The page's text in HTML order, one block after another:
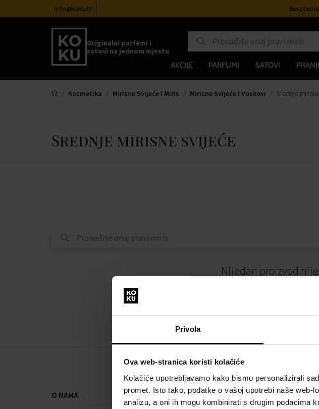
Privola
Ova web-stranica koristi kolačiće
Kolačiće upotrebljavamo kako bismo personalizirali
promet. Isto tako, podatke o vašoj upotrebi naše
analizu, a oni ih mogu kombinirati s drugim podacima
info@koku.hr Besplatna
Originalni parfemi i
satovi na jednom mjestu
AKCIJE PARFUMI SATOVI
Kozmetika Mirisne Svijeće I Miris Mirisne Svijeće I Voskovi Srednje
Srednje mirisne svijeće
Nijedan proizvod
O NAMA SVE O KUPNJI